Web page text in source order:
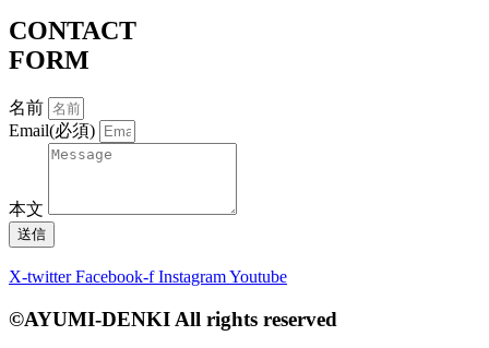
CONTACT
FORM
名前
Email(必須)
本文
送信
X-twitter Facebook-f InstagramYoutube
©AYUMI-DENKI All rights reserved